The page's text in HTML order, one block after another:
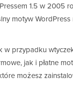
1.5 w 2005
motyw WordPress
w przypadku
jak i płatne
możesz